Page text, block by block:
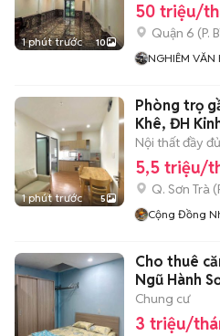
1 phút trước 10
50 triệu/
Quận 6 (P.
NGHIÊM VĂN
1 phút trước 5
Phòng trọ
Khê, ĐH
Nội thất đầy đủ
5,5 triệu/
Q. Sơn Trà (
Cộng Đồng
Cho thuê
Ngũ Hành
Chung cư
3 triệu/